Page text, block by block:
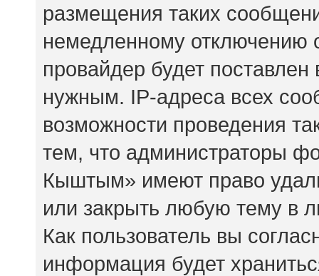
размещения таких
немедленному отключению
провайдер будет
нужным. IP-адреса всех
возможности проведения
тем, что администраторы
Кыштым» имеют право
или закрыть любую тему в
Как пользователь вы
информация будет